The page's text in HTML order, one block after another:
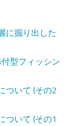
に掘り出した
型フィッシン
ついて (その2
ついて (その1